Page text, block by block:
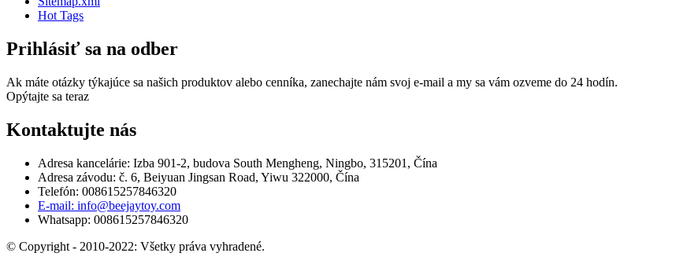
Hot Tags
Prihlásiť sa na odber
Ak máte otázky týkajúce sa našich produktov alebo cenníka, zanechajte nám svoj e-mail a my sa vám ozveme do 24 hodín.
Opýtajte sa teraz
Kontaktujte nás
Adresa kancelárie: Izba 901-2, budova South Mengheng, Ningbo, 315201, Čína
Adresa závodu: č. 6, Beiyuan Jingsan Road, Yiwu 322000, Čína
Telefón: 008615257846320
E-mail: info@beejaytoy.com
Whatsapp: 008615257846320
© Copyright - 2010-2022: Všetky práva vyhradené.